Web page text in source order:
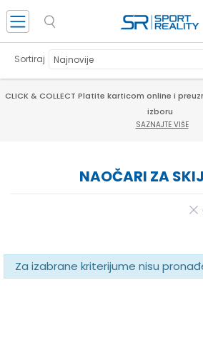
CLICK & COLLECT Platite karticom online i
izboru
SAZNAJTE VIŠE
NAOČARI ZA
Sortiraj
Za izabrane kriterijume nisu